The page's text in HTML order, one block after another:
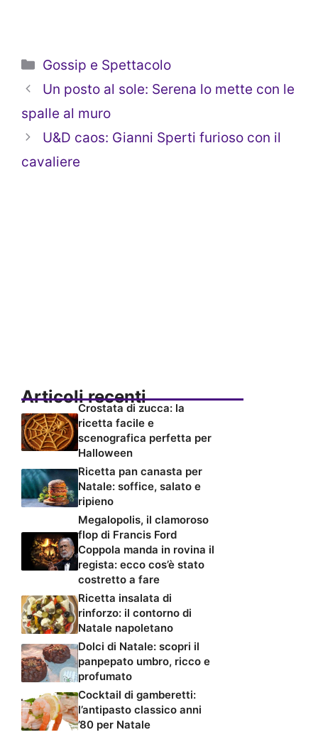
Categorie
Gossip e Spettacolo
Un posto al sole: Serena lo mette con le
spalle al muro
U&D caos: Gianni Sperti furioso con il
cavaliere
Articoli recenti
Crostata di zucca: la
ricetta facile e
scenografica perfetta per
Halloween
Ricetta pan canasta per
Natale: soffice, salato e
ripieno
Megalopolis, il clamoroso
flop di Francis Ford
Coppola manda in rovina il
regista: ecco cos’è stato
costretto a fare
Ricetta insalata di
rinforzo: il contorno di
Natale napoletano
Dolci di Natale: scopri il
panpepato umbro, ricco e
profumato
Cocktail di gamberetti:
l’antipasto classico anni
’80 per Natale